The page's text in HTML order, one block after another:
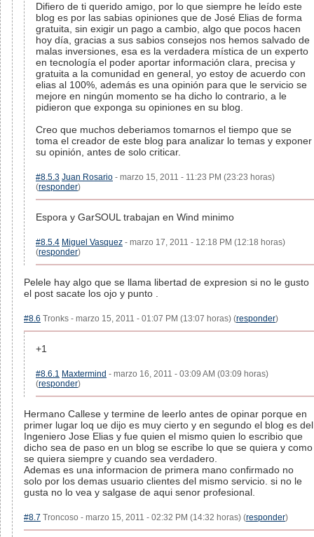
Difiero de ti querido amigo, por lo que siempre he leído este
blog es por las sabias opiniones que de José Elias de forma
gratuita, sin exigir un pago a cambio, algo que pocos hacen
hoy día, gracias a sus sabios consejos nos hemos salvado de
malas inversiones, esa es la verdadera mística de un experto
en tecnología el poder aportar información clara, precisa y
gratuita a la comunidad en general, yo estoy de acuerdo con
elias al 100%, además es una opinión para que le servicio se
mejore en ningún momento se ha dicho lo contrario, a le
pidieron que exponga su opiniones en su blog.
Creo que muchos deberiamos tomarnos el tiempo que se
toma el creador de este blog para analizar lo temas y exponer
su opinión, antes de solo criticar.
#8.5.3 Juan Rosario - marzo 15, 2011 - 11:23 PM (23:23 horas)
(responder)
Espora y GarSOUL trabajan en Wind minimo
#8.5.4 Miguel Vasquez - marzo 17, 2011 - 12:18 PM (12:18 horas)
(responder)
Pelele hay algo que se llama libertad de expresion si no le gusto
el post sacate los ojo y punto .
#8.6 Tronks - marzo 15, 2011 - 01:07 PM (13:07 horas) (responder)
+1
#8.6.1 Maxtermind - marzo 16, 2011 - 03:09 AM (03:09 horas)
(responder)
Hermano Callese y termine de leerlo antes de opinar porque en
primer lugar loq ue dijo es muy cierto y en segundo el blog es del
Ingeniero Jose Elias y fue quien el mismo quien lo escribio que
dicho sea de paso en un blog se escribe lo que se quiera y como
se quiera siempre y cuando sea verdadero.
Ademas es una informacion de primera mano confirmado no
solo por los demas usuario clientes del mismo servicio. si no le
gusta no lo vea y salgase de aqui senor profesional.
#8.7 Troncoso - marzo 15, 2011 - 02:32 PM (14:32 horas) (responder)